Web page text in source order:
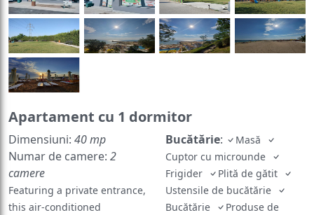
Apartament cu 1 dormitor
Dimensiuni: 40 mp
Numar de camere: 2
camere
Featuring a private entrance,
this air-conditioned
Bucătărie:
Masă
Cuptor cu microunde
Frigider
Plită de gătit
Ustensile de bucătărie
Bucătărie
Produse de